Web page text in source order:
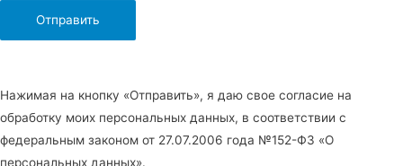
Нажимая на кнопку «Отправить», я даю свое согласие на
обработку моих персональных данных, в соответствии с
федеральным законом от 27.07.2006 года №152-Ф3 «О
персональных данных».